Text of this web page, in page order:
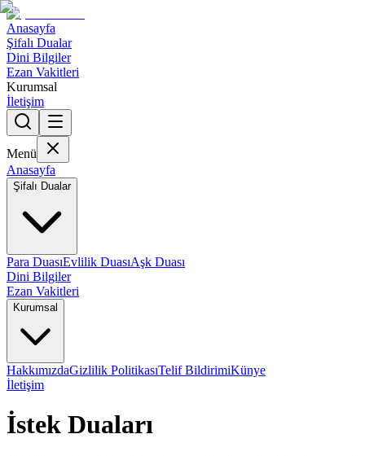
Anasayfa
Şifalı Dualar
Dini Bilgiler
Ezan Vakitleri
Kurumsal
İletişim
Menü
Anasayfa
Şifalı Dualar
Para DuasıEvlilik DuasıAşk Duası
Dini Bilgiler
Ezan Vakitleri
Kurumsal
HakkımızdaGizlilik PolitikasıTelif BildirimiKünye
İletişim
İstek Duaları